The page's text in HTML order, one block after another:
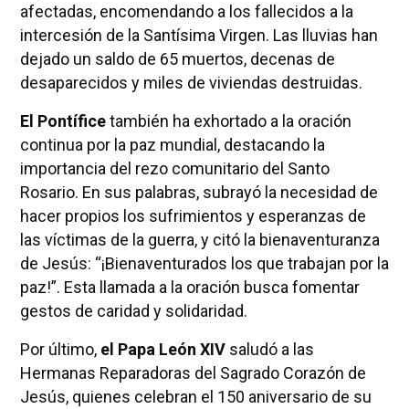
afectadas, encomendando a los fallecidos a la
intercesión de la Santísima Virgen. Las lluvias han
dejado un saldo de 65 muertos, decenas de
desaparecidos y miles de viviendas destruidas.
El Pontíficetambién ha exhortado a la oración
continua por la paz mundial, destacando la
importancia del rezo comunitario del Santo
Rosario. En sus palabras, subrayó la necesidad de
hacer propios los sufrimientos y esperanzas de
las víctimas de la guerra, y citó la bienaventuranza
de Jesús: “¡Bienaventurados los que trabajan por la
paz!”. Esta llamada a la oración busca fomentar
gestos de caridad y solidaridad.
Por último, el Papa León XIVsaludó a las
Hermanas Reparadoras del Sagrado Corazón de
Jesús, quienes celebran el 150 aniversario de su